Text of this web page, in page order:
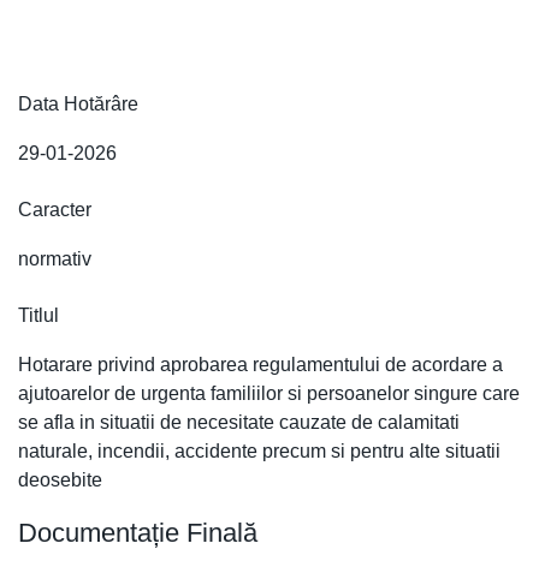
Data Hotărâre
29-01-2026
Caracter
normativ
Titlul
Hotarare privind aprobarea regulamentului de acordare a
ajutoarelor de urgenta familiilor si persoanelor singure care
se afla in situatii de necesitate cauzate de calamitati
naturale, incendii, accidente precum si pentru alte situatii
deosebite
Documentație Finală